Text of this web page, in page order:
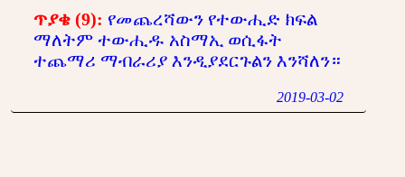
ጥያቄ (9): የመጨረሻውን የተውሒድ ክፍል
ማለትም ተውሒዱ አስማኢ ወሲፋት
ተጨማሪ ማብራሪያ እንዲያደርጉልን እንሻለን።
2019-03-02